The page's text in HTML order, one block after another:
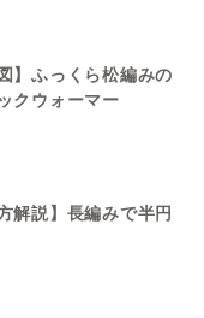
】ふっくら松編みの
クウォーマー
解説】長編みで半円